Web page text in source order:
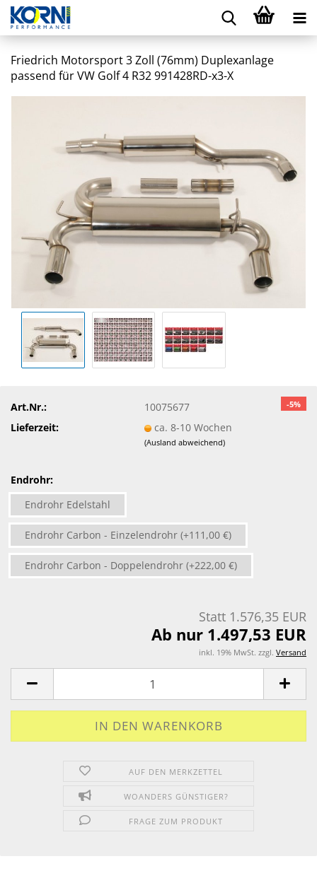
Friedrich Motorsport 3 Zoll (76mm) Duplexanlage
passend für VW Golf 4 R32 991428RD-x3-X
-5%
Art.Nr.:
10075677
Lieferzeit:
ca. 8-10 Wochen
(Ausland abweichend)
Endrohr:
Endrohr Edelstahl
Endrohr Carbon - Einzelendrohr (+111,00 €)
Endrohr Carbon - Doppelendrohr (+222,00 €)
Statt 1.576,35 EUR
Ab nur 1.497,53 EUR
inkl. 19% MwSt. zzgl. Versand
AUF DEN MERKZETTEL
WOANDERS GÜNSTIGER?
FRAGE ZUM PRODUKT